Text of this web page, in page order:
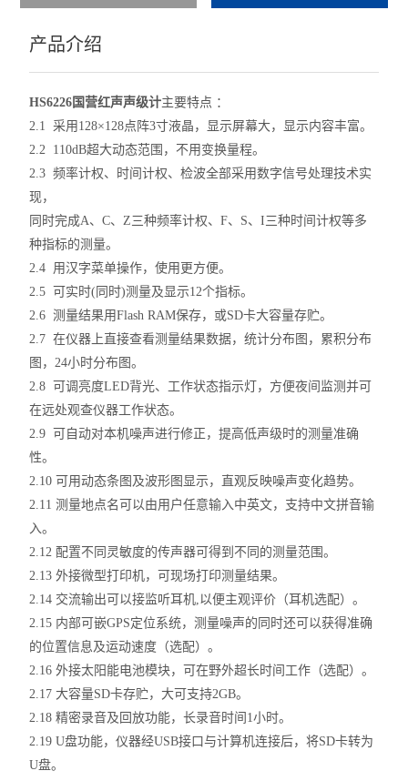
产品介绍
HS6226 国营红声声级计主要特点 ：
2.1 采用128×128点阵3寸液晶，显示屏幕大，显示内容丰富。
2.2 110dB超大动态范围，不用变换量程。
2.3 频率计权、时间计权、检波全部采用数字信号处理技术实
现，
同时完成A、C、Z三种频率计权、F、S、I三种时间计权等多
种指标的测量。
2.4 用汉字菜单操作，使用更方便。
2.5 可实时(同时)测量及显示12个指标。
2.6 测量结果用Flash RAM保存，或SD卡大容量存贮。
2.7 在仪器上直接查看测量结果数据，统计分布图，累积分布
图，24小时分布图。
2.8 可调亮度LED背光、工作状态指示灯，方便夜间监测并可
在远处观查仪器工作状态。
2.9 可自动对本机噪声进行修正，提高低声级时的测量准确
性。
2.10 可用动态条图及波形图显示，直观反映噪声变化趋势。
2.11 测量地点名可以由用户任意输入中英文，支持中文拼音输
入。
2.12 配置不同灵敏度的传声器可得到不同的测量范围。
2.13 外接微型打印机，可现场打印测量结果。
2.14 交流输出可以接监听耳机,以便主观评价（耳机选配）。
2.15 内部可嵌GPS定位系统，测量噪声的同时还可以获得准确
的位置信息及运动速度（选配）。
2.16 外接太阳能电池模块，可在野外超长时间工作（选配）。
2.17 大容量SD卡存贮，大可支持2GB。
2.18 精密录音及回放功能，长录音时间1小时。
2.19 U盘功能，仪器经USB接口与计算机连接后，将SD卡转为
U盘。